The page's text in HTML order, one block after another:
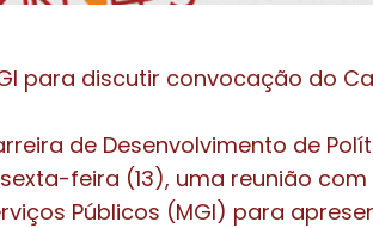
para discutir convocação do
de Desenvolvimento de
feira (13), uma reunião
Públicos (MGI) para